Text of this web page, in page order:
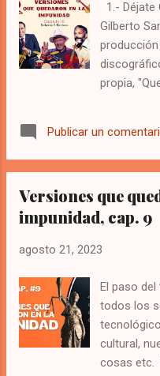
1.- Déjate
Gilberto
propia,
expresión
abrieron el
de esta
cuando
1999,
época del
carrera en
años
año 2002
donde
Publicar un
Versiones que
impunidad, cap. 9
agosto 21, 2023
El paso
todos los
cultural,
cosas etc.